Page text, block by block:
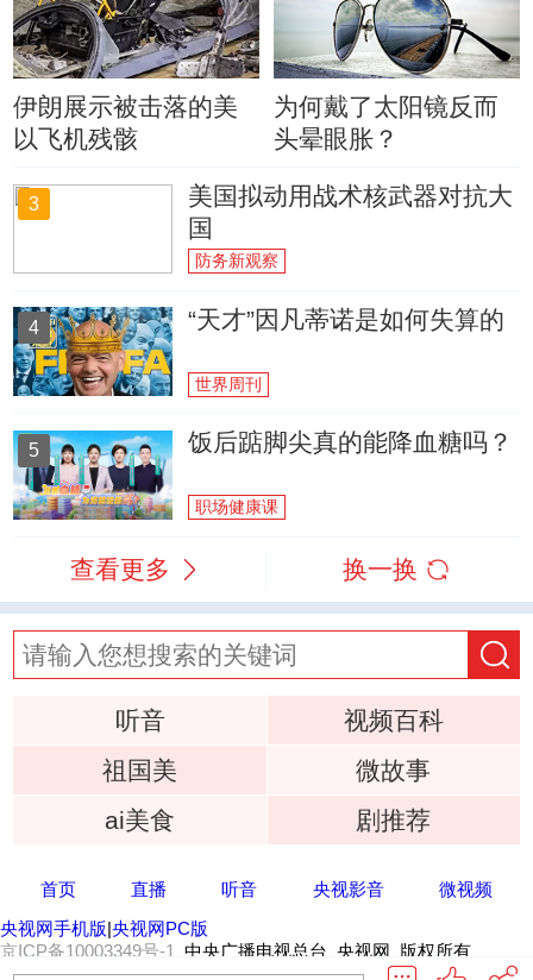
伊朗展示被击落的美
以飞机残骸
为何戴了太阳镜反而
头晕眼胀？
3
美国拟动用战术核武器对抗大
国
防务新观察
4 “天才”因凡蒂诺是如何失算的
世界周刊
5 饭后踮脚尖真的能降血糖吗？
职场健康课
查看更多 换一换
听音
视频百科
祖国美
微故事
ai美食
剧推荐
首页 直播 听音 央视影音
微视频
央视网手机版|央视网PC版
京ICP备10003349号-1
中央广播电视总台 央视网 版权所有